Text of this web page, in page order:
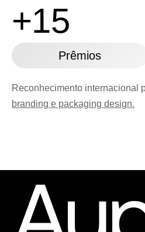
+15
Prêmios
Reconhecimento internacional
branding e packaging design.